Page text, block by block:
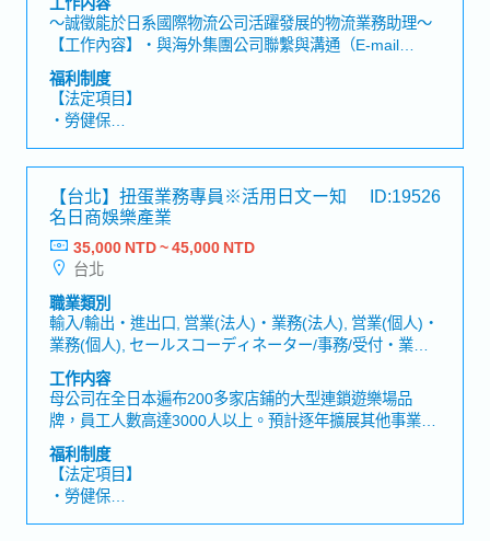
研修，並提供自我進修機會)
・人事考評 (1次/年) *根據工作表現，具調薪機會
・外語學習補助
・員工旅遊
・員工健康檢查
・交通津貼
・員工提案改善獎金
・三節獎金 (春節.端午.中秋)
・生日禮金
(工讀生及約聘人員非比照正職福利)
～誠徵能於日系國際物流公司活躍發展的物流業務助理～
【工作內容】・與海外集團公司聯繫與溝通（E-mail
等）・客戶對應與關係維護（E-mail 等）・資料整理、數
據分析及文件製作・協助業務相關工作（報價單製作、市
場資訊蒐集等）・針對客戶提出的問題（如物流相關法
規、進出口規定等）進行調查並回覆・運用空運、海運、
鐵路及卡車等運輸方式，協調並安排國際貨物進出口運輸
作業【補充資訊】・依業務需求，可能需陪同業務拜訪客
戶，或前往物流據點、倉庫等現場進行訪查與確認
福利制度
【法定項目】
・勞健保
・各種休假（特別休假、婚假、喪假、生理假、產檢假、
陪產假、產假、育嬰假）
・退休金
【公司福利】
獎金：固定1.25個月＋變動獎金（依公司業績發放）
【台北】扭蛋業務專員※活用日文ー知
名日商娛樂產業
ID:19526
35,000 NTD ~ 45,000 NTD
台北
職業類別
輸入/輸出・進出口, 営業(法人)・業務(法人), 営業(個人)・
業務(個人), セールスコーディネーター/事務/受付・業務/
內勤/窗口
工作内容
母公司在全日本遍布200多家店鋪的大型連鎖遊樂場品
牌，員工人數高達3000人以上。預計逐年擴展其他事業版
圖，持續成長中！【工作內容】・日本窗口對應及會議參
與(扭蛋業務相關聯繫與溝通)・商品進出口貿易及通關實
務作業・與品牌門市現場人員溝通、協調應對(含新店開幕
籌備及協助)・整理相關資料，彙報並分析每月業績狀況・
市場調查及競合廠商分析・日籍主管翻譯協助(含門市視察
福利制度
【法定項目】
・勞健保